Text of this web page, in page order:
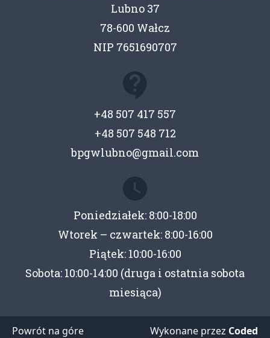
Lubno 37
78-600 Wałcz
NIP 7651690707
+48 507 417 557
+48 507 548 712
bpgwlubno@gmail.com
Poniedziałek: 8:00-18:00
Wtorek – czwartek: 8:00-16:00
Piątek: 10:00-16:00
Sobota: 10:00-14:00 (druga i ostatnia sobota
miesiąca)
Powrót na góre Wykonane przez Coded